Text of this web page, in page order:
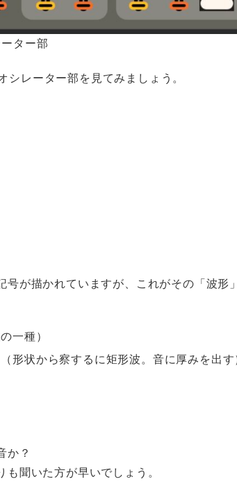
ター部
レーター部を見てみましょう。
号が描かれていますが、これがその「波
一種）
形状から察するに矩形波。音に厚みを出す
か？
聞いた方が早いでしょう。